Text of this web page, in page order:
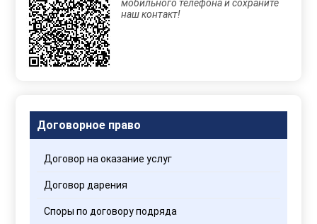
данные,
Вы
соглашаетесь
с
Правилами
мобильного телефона и сохраните
наш контакт!
Договорное право
Договор на оказание услуг
Договор дарения
Споры по договору подряда